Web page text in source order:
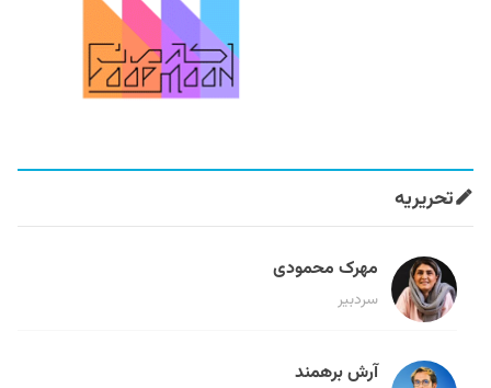
تحریریه
مهرک محمودی
سردبیر
آرش برهمند